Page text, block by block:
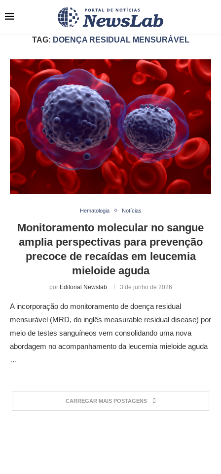
TAG: DOENÇA RESIDUAL MENSURÁVEL
Hematologia Notícias
Monitoramento molecular no sangue
amplia perspectivas para prevenção
precoce de recaídas em leucemia
mieloide aguda
por Editorial Newslab 3 de junho de 2026
A incorporação do monitoramento de doença residual
mensurável (MRD, do inglês measurable residual disease) por
meio de testes sanguíneos vem consolidando uma nova
abordagem no acompanhamento da leucemia mieloide aguda
…
CARREGAR MAIS POSTAGENS